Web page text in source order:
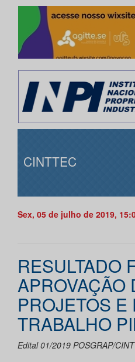
CINTTEC
Sex, 05 de julho de 2019,
RESULTADO
APROVAÇÃO
PROJETOS
TRABALHO
Edital 01/2019 POSGRAP/